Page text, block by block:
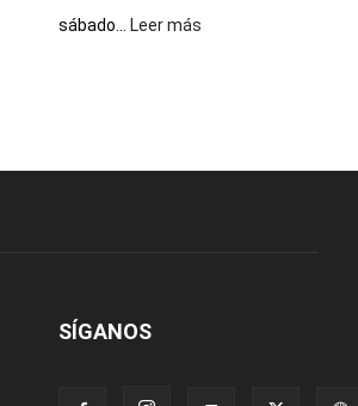
sábado...
Leer más
nueva
SÍGANOS